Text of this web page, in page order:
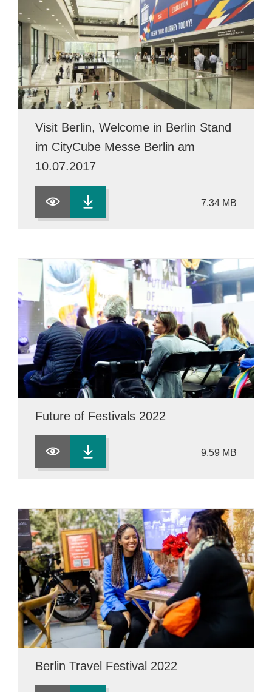
Visit Berlin, Welcome in Berlin Stand
im CityCube Messe Berlin am
10.07.2017
7.34 MB
Future of Festivals 2022
9.59 MB
Berlin Travel Festival 2022